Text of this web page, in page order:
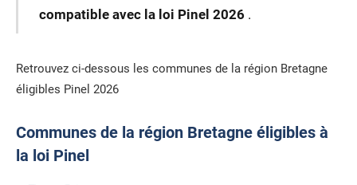
compatible avec la loi Pinel 2026 .
Retrouvez ci-dessous les communes de la région Bretagne
éligibles Pinel 2026
Communes de la région Bretagne éligibles à
la loi Pinel